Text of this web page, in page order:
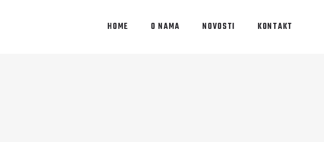
HOME O NAMA NOVOSTI KONTAKT